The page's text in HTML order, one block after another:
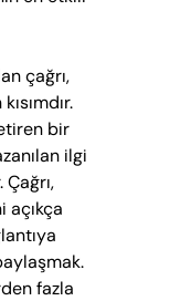
çağrı,
bir
ilgi
açıkça
fazla